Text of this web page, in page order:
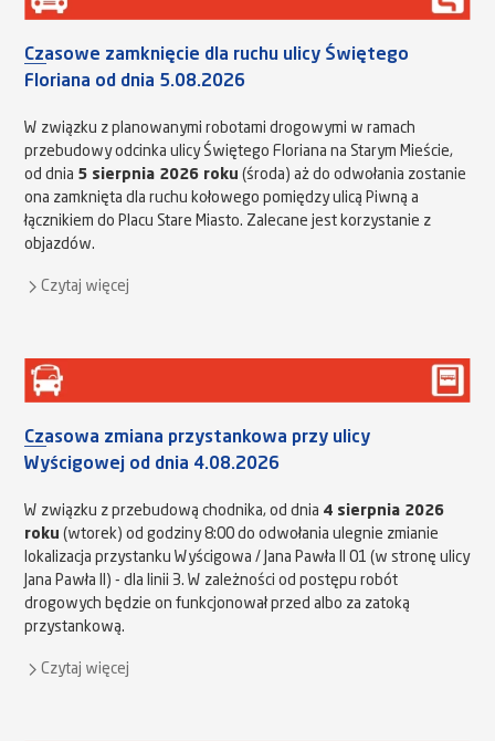
Czasowe zamknięcie dla ruchu ulicy Świętego
Floriana od dnia 5.08.2026
W związku z planowanymi robotami drogowymi w ramach
przebudowy odcinka ulicy Świętego Floriana na Starym Mieście,
od dnia 5 sierpnia 2026 roku (środa) aż do odwołania zostanie
ona zamknięta dla ruchu kołowego pomiędzy ulicą Piwną a
łącznikiem do Placu Stare Miasto. Zalecane jest korzystanie z
objazdów.
Czytaj więcej
Czasowa zmiana przystankowa przy ulicy
Wyścigowej od dnia 4.08.2026
W związku z przebudową chodnika, od dnia 4 sierpnia 2026
roku (wtorek) od godziny 8:00 do odwołania ulegnie zmianie
lokalizacja przystanku Wyścigowa / Jana Pawła II 01 (w stronę ulicy
Jana Pawła II) - dla linii 3. W zależności od postępu robót
drogowych będzie on funkcjonował przed albo za zatoką
przystankową.
Czytaj więcej